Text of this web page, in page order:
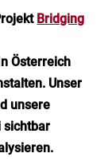
Bridging
Österreich
Unser
unsere
sichtbar